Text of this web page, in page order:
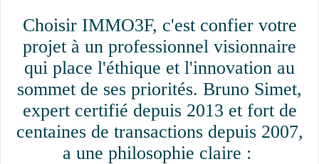
Choisir IMMO3F, c'est confier votre
projet à un professionnel visionnaire
qui place l'éthique et l'innovation au
sommet de ses priorités. Bruno Simet,
expert certifié depuis 2013 et fort de
centaines de transactions depuis 2007,
a une philosophie claire :